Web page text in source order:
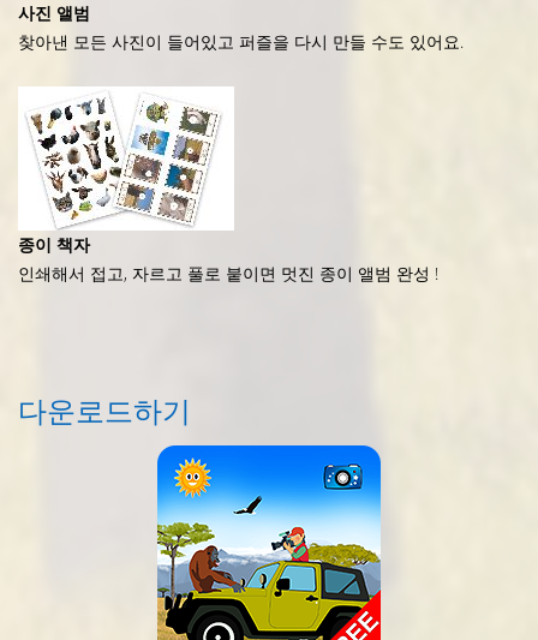
사진 앨범
찾아낸 모든 사진이 들어있고 퍼즐을 다시 만들 수도 있어요.
종이 책자
인쇄해서 접고, 자르고 풀로 붙이면 멋진 종이 앨범 완성 !
다운로드하기